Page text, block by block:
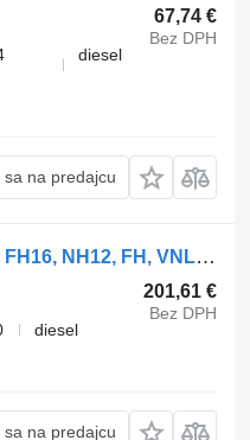
67,74 €
Bez DPH
diesel
na predajcu
Náboja Volvo FH12 2-seeria (01.02-) 85105696 na ťahača Volvo FH12, FH16, NH12, FH, VNL780 (1993-2014)
201,61 €
Bez DPH
diesel
na predajcu